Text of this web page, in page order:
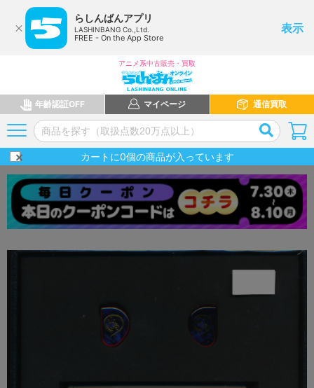
らしんばんアプリ
LASHINBANG Co.,Ltd.
FREE - On the App Store
表示
アニメ系中古販売・買取
年齢認証OFF マイページ 通信買取
カートに0個の商品が入っています